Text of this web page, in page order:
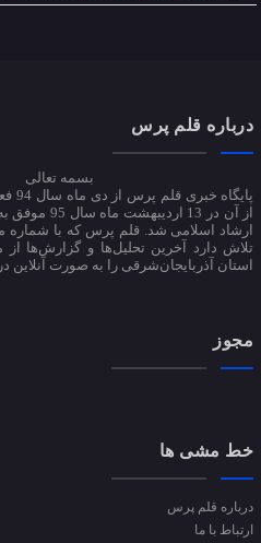
درباره قلم پرس
بسمه تعالی
از آن در 13
تلاش دارد آخرین تحلیل‌ها و گزارش‌ها از
استان آذربایجان‌شرقی را به صورت آنلاین
مجوز
خط مشی ها
درباره قلم پرس
ارتباط با ما